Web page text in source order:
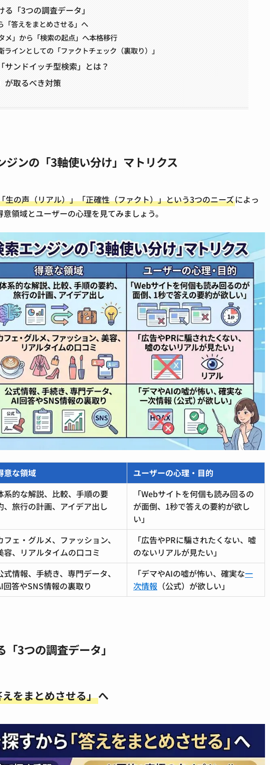
「3つの調査データ」
答えをまとめさせる」へ
」から「検索の起点」へ本格移行
インとしての「ファクトチェック（裏取り）」
サンドイッチ型検索」とは？
が取るべき対策
ジンの「3軸使い分け」マトリクス
生の声（リアル）」「正確性（ファクト）」という3つのニーズによっ
領域とユーザーの心理を見てみましょう。
意な領域
ユーザーの心理・目的
系的な解説、比較、手順の要
、旅行の計画、アイデア出し
「Webサイトを何個も読み回るの
が面倒、1秒で答えの要約が欲し
い」
フェ・グルメ、ファッション、
容、リアルタイムの口コミ
「広告やPRに騙されたくない、嘘
のないリアルが見たい」
式情報、手続き、専門データ、
回答やSNS情報の裏取り
「デマやAIの嘘が怖い、確実な一
次情報 （公式）が欲しい」
3つの調査データ」
をまとめさせる」へ